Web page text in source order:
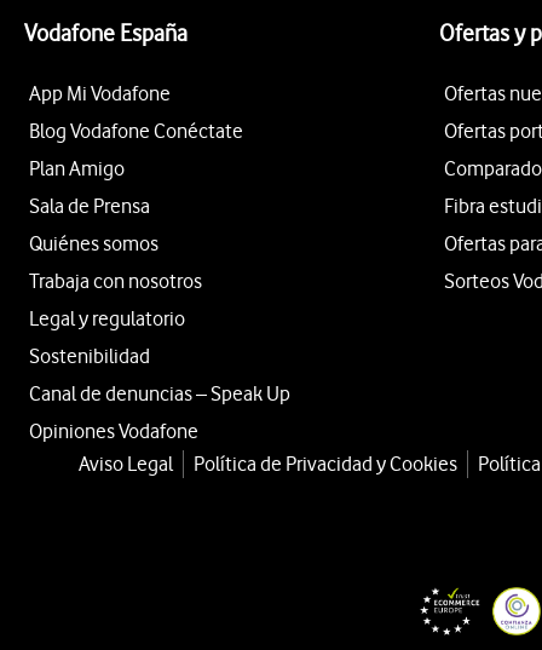
Vodafone España
App Mi Vodafone
Blog Vodafone Conéctate
Plan Amigo
Sala de Prensa
Quiénes somos
Trabaja con nosotros
Legal y regulatorio
Sostenibilidad
Canal de denuncias – Speak Up
Opiniones Vodafone
Ofertas y
Ofertas
Ofertas
Fibra
Ofertas
Sorteos
Aviso Legal Política de Privacidad y Cookies